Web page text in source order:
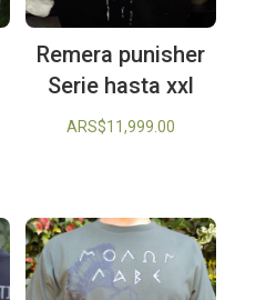
Remera punisher
Serie hasta xxl
ARS$11,999.00